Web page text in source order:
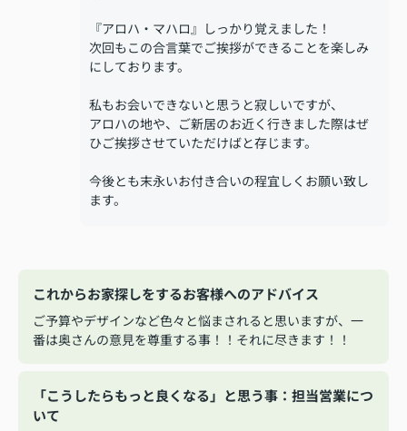
『アロハ・マハロ』しっかり覚えました！
次回もこの合言葉でご挨拶ができることを楽しみ
にしております。
私もお会いできないと思うと寂しいですが、
アロハの地や、ご新居のお近く行きました際はぜ
ひご挨拶させていただけばと存じます。
今後とも末永いお付き合いの程宜しくお願い致し
ます。
これからお家探しをするお客様へのアドバイス
ご予算やデザインなど色々と悩まされると思いますが、一
番は奥さんの意見を尊重する事！！それに尽きます！！
「こうしたらもっと良くなる」と思う事：担当営業につ
いて